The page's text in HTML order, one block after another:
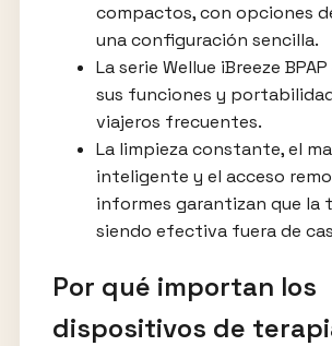
compactos, con opciones
una configuración sencilla.
La serie Wellue iBreeze
sus funciones y
viajeros frecuentes.
La limpieza constante, el
inteligente y el acceso
informes garantizan que la
siendo efectiva fuera de
Por qué importan los
dispositivos de